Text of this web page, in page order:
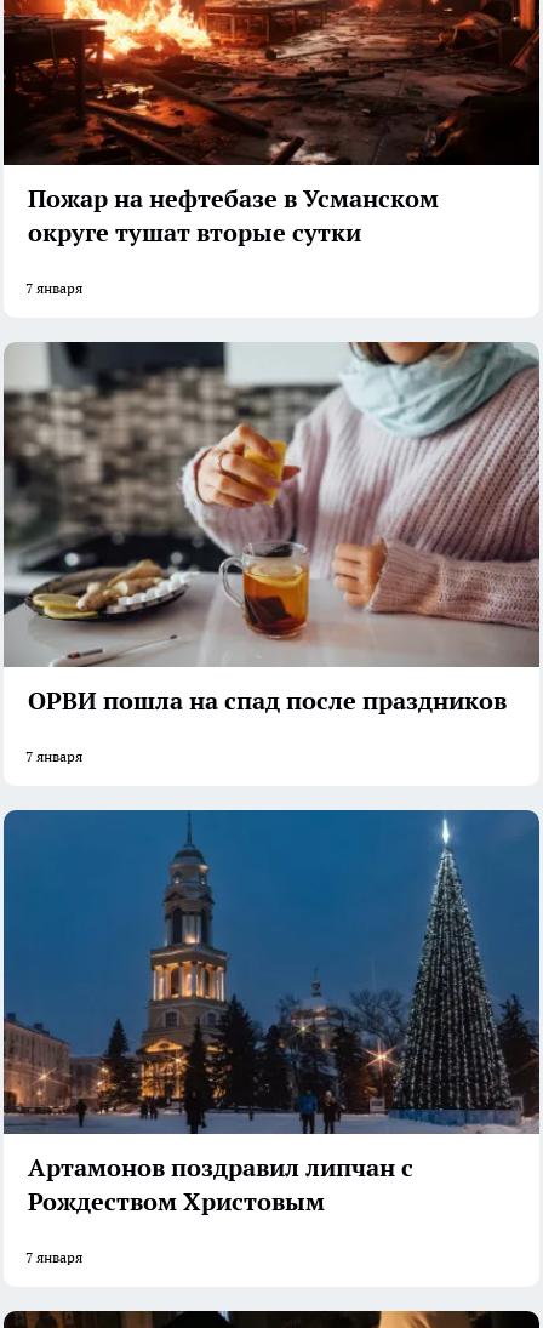
Пожар на нефтебазе в Усманском
округе тушат вторые сутки
7 января
ОРВИ пошла на спад после праздников
7 января
Артамонов поздравил липчан с
Рождеством Христовым
7 января